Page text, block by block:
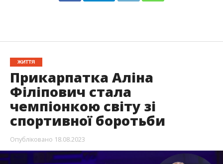
ЖИТТЯ
Прикарпатка Аліна
Філіпович стала
чемпіонкою світу зі
спортивної боротьби
Опубліковано 18.08.2023